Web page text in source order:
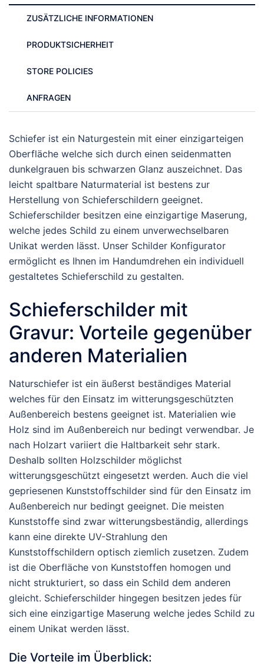
ZUSÄTZLICHE INFORMATIONEN
PRODUKTSICHERHEIT
STORE POLICIES
ANFRAGEN
Schiefer ist ein Naturgestein mit einer einzigarteigen
Oberfläche welche sich durch einen seidenmatten
dunkelgrauen bis schwarzen Glanz auszeichnet. Das
leicht spaltbare Naturmaterial ist bestens zur
Herstellung von Schieferschildern geeignet.
Schieferschilder besitzen eine einzigartige Maserung,
welche jedes Schild zu einem unverwechselbaren
Unikat werden lässt. Unser Schilder Konfigurator
ermöglicht es Ihnen im Handumdrehen ein individuell
gestaltetes Schieferschild zu gestalten.
Schieferschilder mit
Gravur: Vorteile gegenüber
anderen Materialien
Naturschiefer ist ein äußerst beständiges Material
welches für den Einsatz im witterungsgeschützten
Außenbereich bestens geeignet ist. Materialien wie
Holz sind im Außenbereich nur bedingt verwendbar. Je
nach Holzart variiert die Haltbarkeit sehr stark.
Deshalb sollten Holzschilder möglichst
witterungsgeschützt eingesetzt werden. Auch die viel
gepriesenen Kunststoffschilder sind für den Einsatz im
Außenbereich nur bedingt geeignet. Die meisten
Kunststoffe sind zwar witterungsbeständig, allerdings
kann eine direkte UV-Strahlung den
Kunststoffschildern optisch ziemlich zusetzen. Zudem
ist die Oberfläche von Kunststoffen homogen und
nicht strukturiert, so dass ein Schild dem anderen
gleicht. Schieferschilder hingegen besitzen jedes für
sich eine einzigartige Maserung welche jedes Schild zu
einem Unikat werden lässt.
Die Vorteile im Überblick: